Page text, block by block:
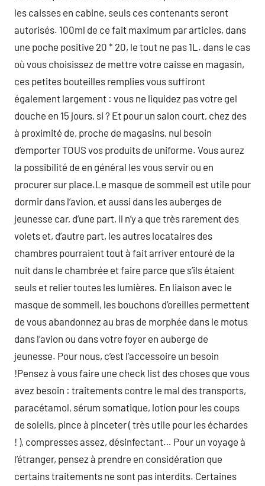
les caisses en cabine, seuls ces contenants seront
autorisés. 100ml de ce fait maximum par articles, dans
une poche positive 20 * 20, le tout ne pas 1L. dans le cas
où vous choisissez de mettre votre caisse en magasin,
ces petites bouteilles remplies vous suffiront
également largement : vous ne liquidez pas votre gel
douche en 15 jours, si ? Et pour un salon court, chez des
à proximité de, proche de magasins, nul besoin
d’emporter TOUS vos produits de uniforme. Vous aurez
la possibilité de en général les vous servir ou en
procurer sur place.Le masque de sommeil est utile pour
dormir dans l’avion, et aussi dans les auberges de
jeunesse car, d’une part, il n’y a que très rarement des
volets et, d’autre part, les autres locataires des
chambres pourraient tout à fait arriver entouré de la
nuit dans le chambrée et faire parce que s’ils étaient
seuls et relier toutes les lumières. En liaison avec le
masque de sommeil, les bouchons d’oreilles permettent
de vous abandonnez au bras de morphée dans le motus
dans l’avion ou dans votre foyer en auberge de
jeunesse. Pour nous, c’est l’accessoire un besoin
!Pensez à vous faire une check list des choses que vous
avez besoin : traitements contre le mal des transports,
paracétamol, sérum somatique, lotion pour les coups
de soleils, pince à pinceter ( très utile pour les échardes
! ), compresses assez, désinfectant… Pour un voyage à
l’étranger, pensez à prendre en considération que
certains traitements ne sont pas interdits. Certaines